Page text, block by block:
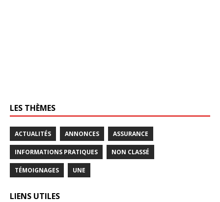
LES THÈMES
ACTUALITÉS ANNONCES ASSURANCE
INFORMATIONS PRATIQUES NON CLASSÉ
TÉMOIGNAGES UNE
LIENS UTILES